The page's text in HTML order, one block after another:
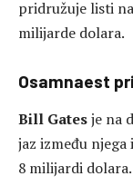
pridružuje listi
milijarde dolara.
Osamnaest
Bill Gatesje na
jaz između njega
8 milijardi dolara.